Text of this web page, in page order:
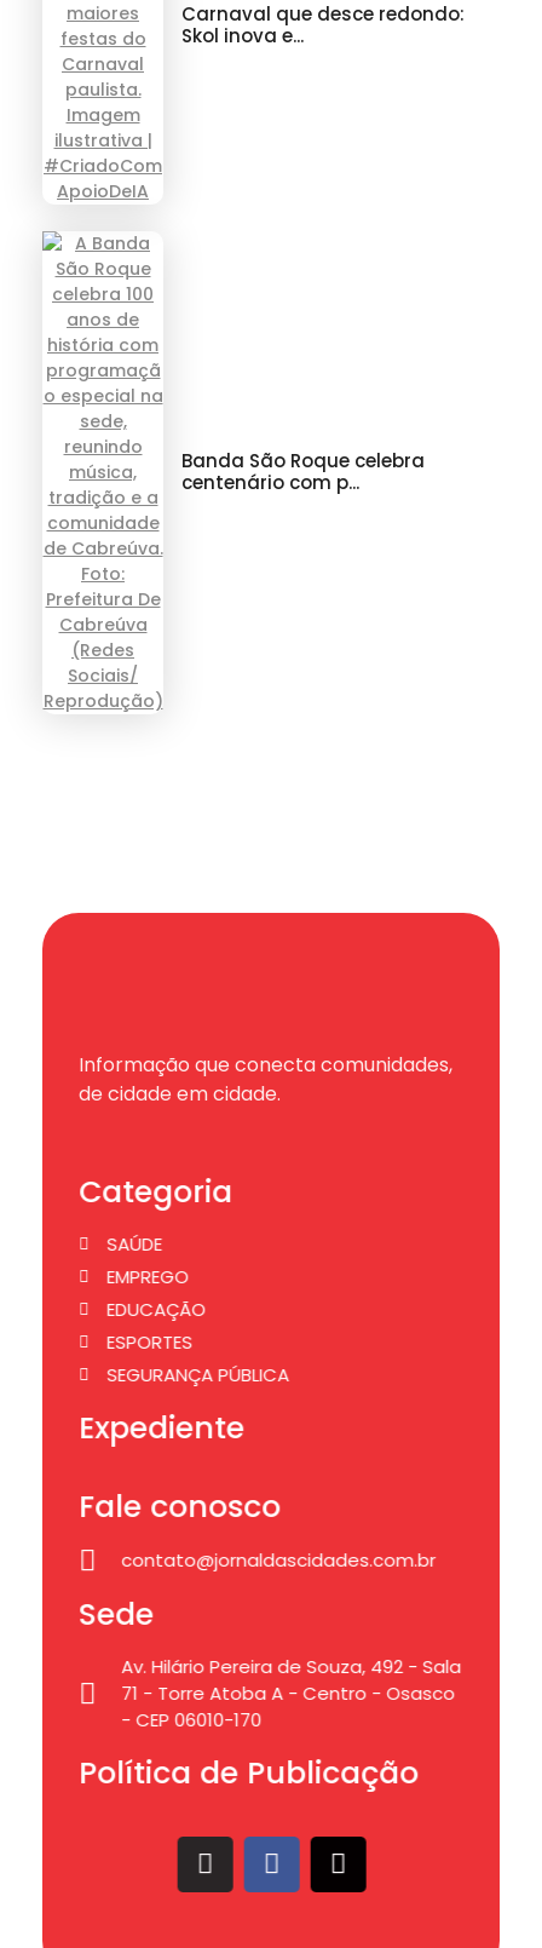
Carnaval que desce redondo:
Skol inova e...
Banda São Roque celebra
centenário com p...
Informação que conecta comunidades,
de cidade em cidade.
Categoria
SAÚDE
EMPREGO
EDUCAÇÃO
ESPORTES
SEGURANÇA PÚBLICA
Expediente
Fale conosco
contato@jornaldascidades.com.br
Sede
Av. Hilário Pereira de Souza, 492 - Sala
71 - Torre Atoba A - Centro - Osasco
- CEP 06010-170
Política de Publicação